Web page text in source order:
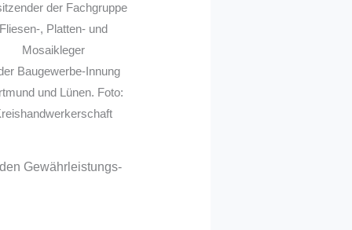
der Fachgruppe
, Platten- und
Mosaikleger
Baugewerbe-Innung
und Lünen. Foto:
Gewährleistungs-